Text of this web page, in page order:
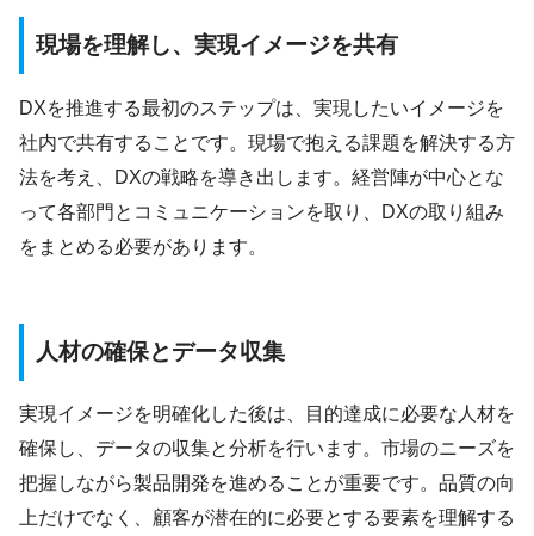
現場を理解し、実現イメージを共有
DXを推進する最初のステップは、実現したいイメージを
社内で共有することです。現場で抱える課題を解決する方
法を考え、DXの戦略を導き出します。経営陣が中心とな
って各部門とコミュニケーションを取り、DXの取り組み
をまとめる必要があります。
人材の確保とデータ収集
実現イメージを明確化した後は、目的達成に必要な人材を
確保し、データの収集と分析を行います。市場のニーズを
把握しながら製品開発を進めることが重要です。品質の向
上だけでなく、顧客が潜在的に必要とする要素を理解する